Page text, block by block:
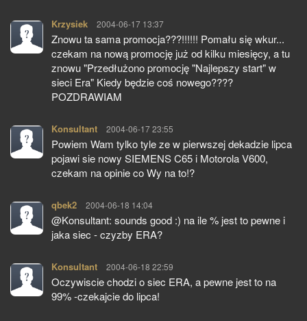
Krzysiek pisze:
2004-06-17 13:37
Znowu ta sama promocja???!!!!!! Pomału się wkur...
czekam na nową promocję już od kilku miesięcy, a tu
znowu "Przedłużono promocję "Najlepszy start" w
sieci Era" Kiedy będzie coś nowego????
POZDRAWIAM
Konsultant pisze:
2004-06-17 23:55
Powiem Wam tylko tyle ze w pierwszej dekadzie lipca
pojawi sie nowy SIEMENS C65 i Motorola V600,
czekam na opinie co Wy na to!?
qbek2 pisze:
2004-06-18 14:04
@Konsultant: sounds good :) na ile % jest to pewne i
jaka siec - czyzby ERA?
Konsultant pisze:
2004-06-18 22:59
Oczywiscie chodzi o siec ERA, a pewne jest to na
99% -czekajcie do lipca!